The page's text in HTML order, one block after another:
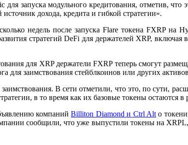
запуска модульного кредитования, отметив,
дохода, кредита и гибкой стратегии».
недель после запуска Flare токена FXRP на
стратегий DeFi для держателей XRP, включая
для XRP держатели FXRP теперь смогут
для заимствования стейблкоинов или других
В сети отметили, что это, по сути,
в то время как их базовые токены остаются
компанийBilliton Diamond и Ctrl Altо
сообщили, что уже выпустили токены на